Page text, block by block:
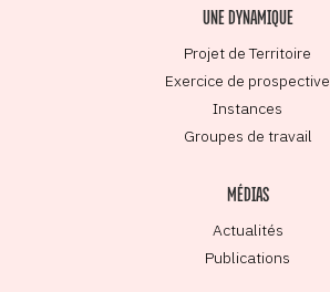
UNE DYNAMIQUE
Projet de Territoire
Exercice de prospective
Instances
Groupes de travail
MÉDIAS
Actualités
Publications